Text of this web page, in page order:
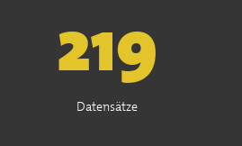
222
Datensätze